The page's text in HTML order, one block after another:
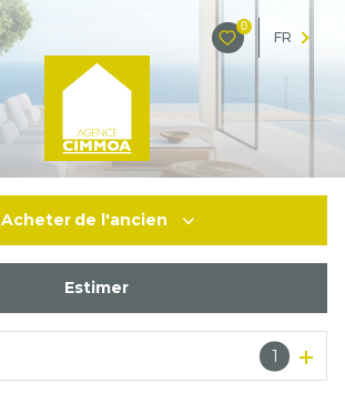
0
FR
Acheter de l'ancien
Estimer
1